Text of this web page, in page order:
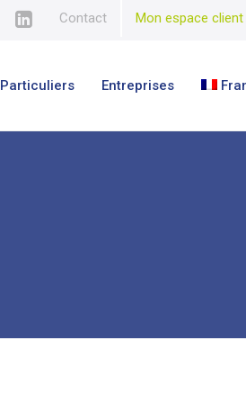
Contact Mon espace client
Particuliers Entreprises